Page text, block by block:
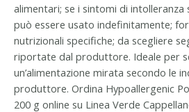
alimentari; se i sintomi di
può essere usato indefinitamente;
nutrizionali specifiche; da scegliere
riportate dal produttore. Ideale per
un’alimentazione mirata secondo le
produttore. Ordina Hypoallergenic
200 g online su Linea Verde